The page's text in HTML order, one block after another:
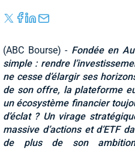
(ABC Bourse) - Fondée en
simple : rendre
ne cesse d’élargir ses
de son offre, la plateforme
un écosystème financier
d’éclat ? Un virage
massive d’actions et d’ETF
de plus de son